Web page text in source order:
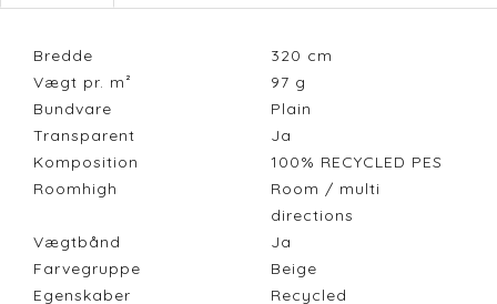
Bredde 320 cm
Vægt pr. m²
97 g
Bundvare
Plain
Transparent
Ja
Komposition
100% RECYCLED PES
Roomhigh
Room / multi
directions
Vægtbånd
Ja
Farvegruppe
Beige
Egenskaber
Recycled